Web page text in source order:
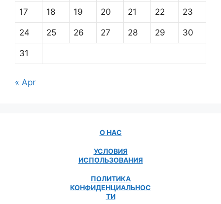
17 18 19 20 21 22 23
24 25 26 27 28 29 30
31
« Apr
О НАС
УСЛОВИЯ
ИСПОЛЬЗОВАНИЯ
ПОЛИТИКА
КОНФИДЕНЦИАЛЬНОС
ТИ